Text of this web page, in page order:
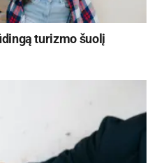
turizmo šuolį